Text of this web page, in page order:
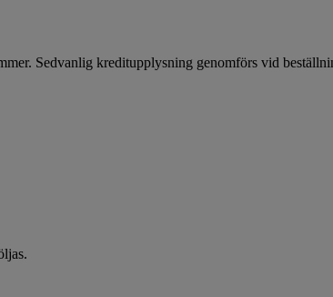
Sedvanlig kreditupplysning genomförs vid